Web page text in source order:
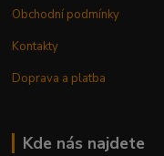
Obchodní podmínky
Kontakty
Doprava a platba
Kde nás najdete